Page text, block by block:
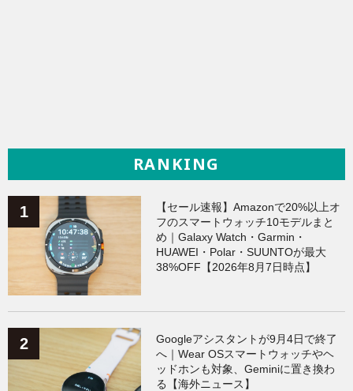
RANKING
【セール速報】Amazonで20%以上オ
フのスマートウォッチ10モデルまと
め｜Galaxy Watch・Garmin・
HUAWEI・Polar・SUUNTOが最大
38%OFF【2026年8月7日時点】
Googleアシスタントが9月4日で終了
へ｜Wear OSスマートウォッチやヘ
ッドホンも対象、Geminiに置き換わ
る【海外ニュース】